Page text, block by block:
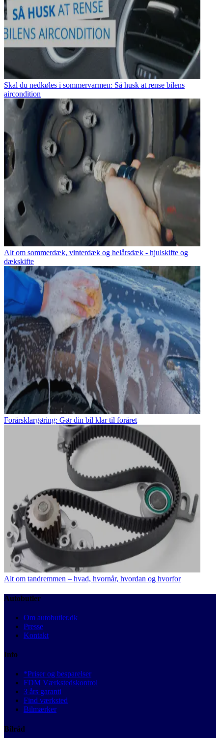
Skal du nedkøles i sommervarmen: Så husk at rense bilens
aircondition
Alt om sommerdæk, vinterdæk og helårsdæk - hjulskifte og
dækskifte
Forårsklargøring: Gør din bil klar til foråret
Alt om tandremmen – hvad, hvornår, hvordan og hvorfor
Autobutler
Om autobutler.dk
Presse
Kontakt
Info
*Priser og besparelser
FDM Værkstedskontrol
3 års garanti
Find værksted
Bilmærker
Bilråd